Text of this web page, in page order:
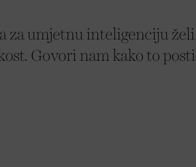
za umjetnu inteligenciju želi
Govori nam kako to